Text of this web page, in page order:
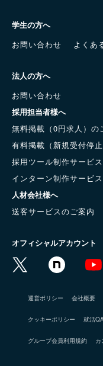
学生の方へ
お問い合わせ
よくあ
法人の方へ
お問い合わせ
採用担当者様へ
無料掲載（0円求人）の
有料掲載（新規受付停
採用ツール制作サービ
インターン制作サービ
人材会社様へ
送客サービスのご案内
オフィシャルアカウント
運営ポリシー 会社概要
クッキーポリシー 就活
グループ会員利用規約 カ